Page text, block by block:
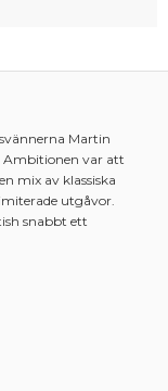
Martin
Ambitionen var att
mix av klassiska
utgåvor.
snabbt ett